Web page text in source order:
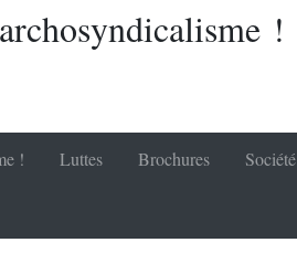
!
! Luttes Brochures Société